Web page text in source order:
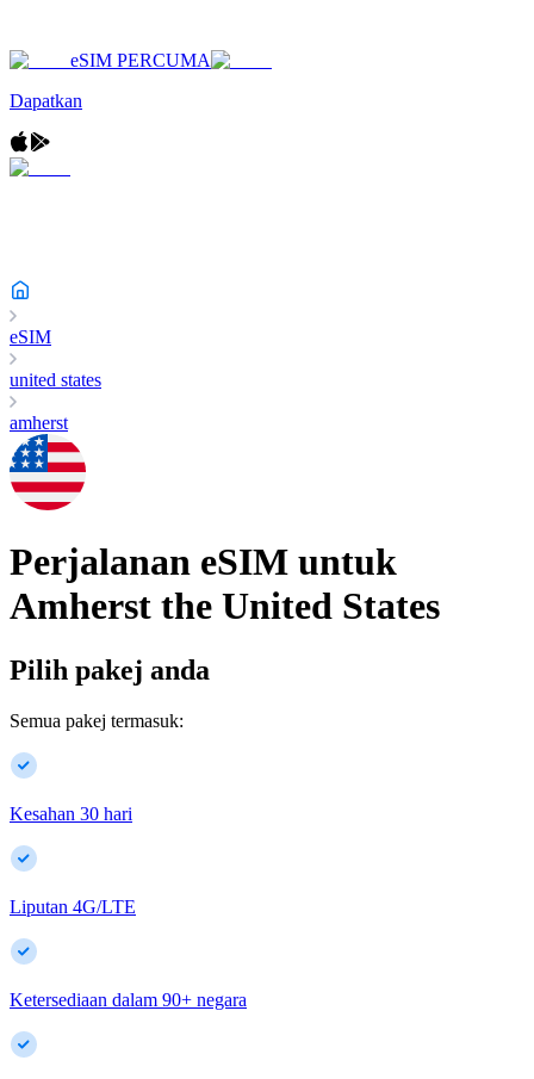
eSIM PERCUMA
Dapatkan
eSIM
united states
amherst
Perjalanan eSIM untuk
Amherst the United States
Pilih pakej anda
Semua pakej termasuk:
Kesahan 30 hari
Liputan 4G/LTE
Ketersediaan dalam 90+ negara